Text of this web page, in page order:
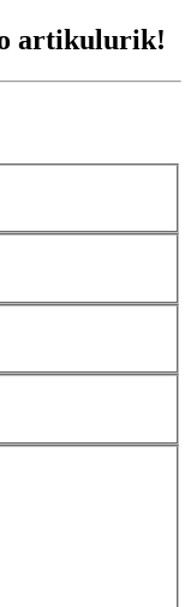
artikulurik!